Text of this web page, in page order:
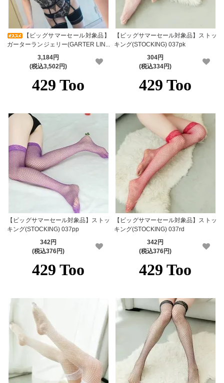
【ビッグサマーセール対象品】
ガーターランジェリー(GARTER LING
3,184円
(税込3,502円)
【ビッグサマーセール対象品】ストッ
キング(STOCKING) 037pk
304円
(税込334円)
【ビッグサマーセール対象品】ストッ
キング(STOCKING) 037pp
342円
(税込376円)
【ビッグサマーセール対象品】ストッ
キング(STOCKING) 037rd
342円
(税込376円)